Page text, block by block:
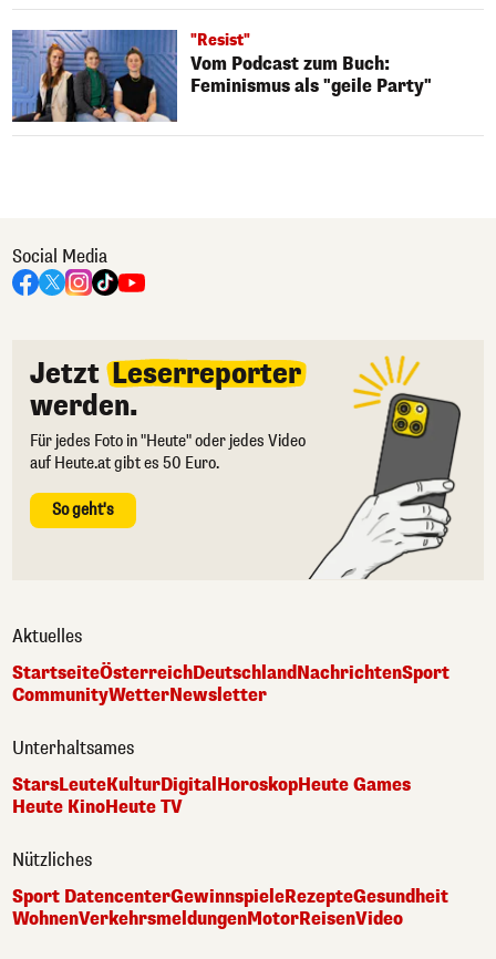
"Resist"
Vom Podcast zum Buch:
Feminismus als "geile Party"
Social Media
Jetzt Leserreporter
werden.
Für jedes Foto in "Heute" oder jedes Video
auf Heute.at gibt es 50 Euro.
So geht's
Aktuelles
StartseiteÖsterreichDeutschlandNachrichtenSport
CommunityWetterNewsletter
Unterhaltsames
StarsLeuteKulturDigitalHoroskopHeute Games
Heute KinoHeute TV
Nützliches
Sport DatencenterGewinnspieleRezepteGesundheit
WohnenVerkehrsmeldungenMotorReisenVideo